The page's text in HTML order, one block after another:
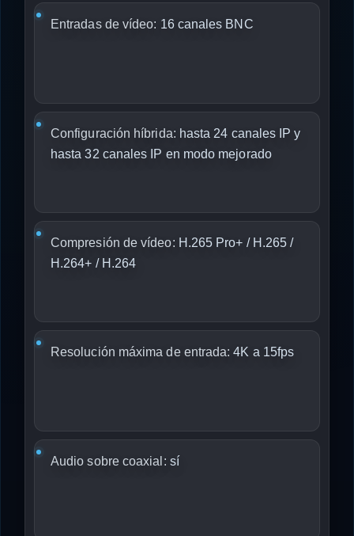
Entradas de vídeo: 16 canales BNC
Configuración híbrida: hasta 24 canales IP y
hasta 32 canales IP en modo mejorado
Compresión de vídeo: H.265 Pro+ / H.265 /
H.264+ / H.264
Resolución máxima de entrada: 4K a 15fps
Audio sobre coaxial: sí